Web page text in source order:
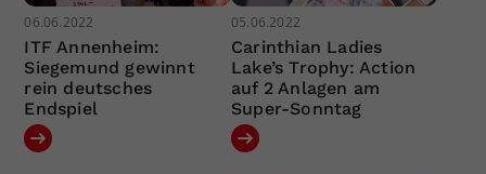
06.06.2022
ITF Annenheim:
Siegemund gewinnt
rein deutsches
Endspiel
05.06.2022
Carinthian Ladies
Lake’s Trophy: Action
auf 2 Anlagen am
Super-Sonntag